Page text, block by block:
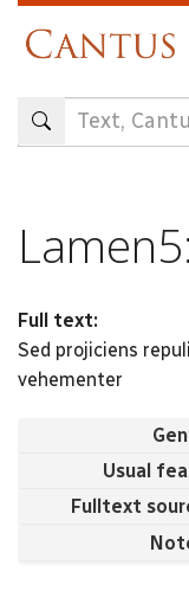
content
Full text:
Sed projiciens
vehementer
Usual
Fulltext